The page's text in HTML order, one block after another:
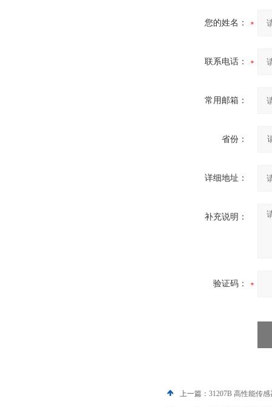
您的姓名：
联系电话：
常用邮箱：
省份：
详细地址：
补充说明：
验证码：
上一篇： 31207B 高性能传